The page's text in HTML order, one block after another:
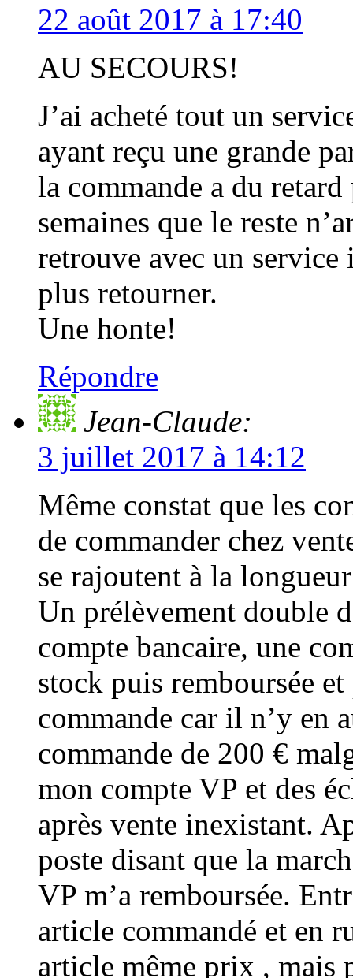
22 août 2017 à 17:40
AU SECOURS!
J’ai acheté tout un
ayant reçu une grande
la commande a du
semaines que le reste
retrouve avec un
plus retourner.
Une honte!
Répondre
Jean-Claude:
3 juillet 2017 à 14:12
Même constat que les
de commander chez
se rajoutent à la
Un prélèvement double
compte bancaire, une
stock puis remboursée
commande car il n’y en
commande de 200 €
mon compte VP et des
après vente inexistant.
poste disant que la
VP m’a remboursée.
article commandé et en
article même prix , mais